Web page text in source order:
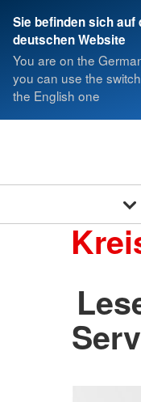
Sie befinden sich auf
deutschen Website
You are on the
you can use the
the English one